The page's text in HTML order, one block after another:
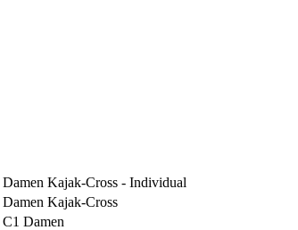
Damen Kajak-Cross - Individual
Damen Kajak-Cross
C1 Damen